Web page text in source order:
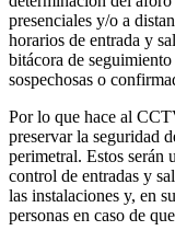
presenciales y/o a
horarios de entrada y
bitácora de
sospechosas o
Por lo que hace al
preservar la seguridad
perimetral. Estos serán
control de entradas y
las instalaciones y, en
personas en caso de